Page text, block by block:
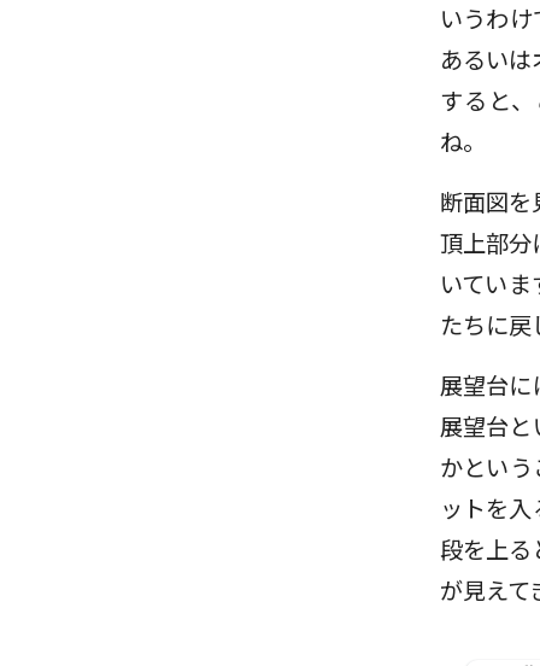
いうわ
あるい
すると
ね。
断面図
頂上部分
いてい
たちに
展望台
展望台
かとい
ットを
段を上る
が見えて